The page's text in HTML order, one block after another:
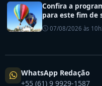
Confira a
para este fim de
07/08/2026 às
WhatsApp Redação
+55 (61) 9 9929-1587